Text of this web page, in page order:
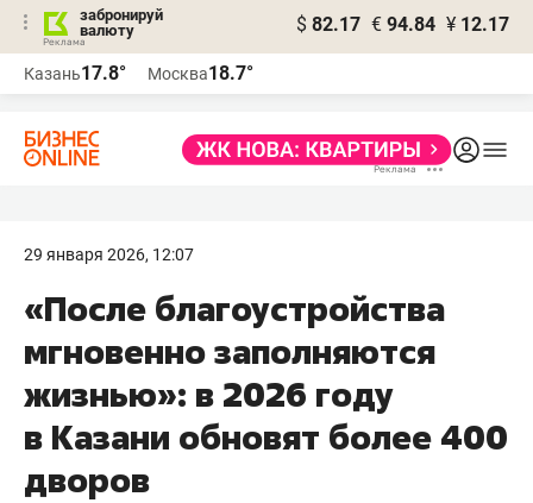
забронируй
валюту
$ 82.17 € 94.84 ¥ 12.17
Казань17.8° Москва18.7°
29 января 2026, 12:07
«После благоустройства
мгновенно заполняются
жизнью»: в 2026 году
в Казани обновят более 400
дворов